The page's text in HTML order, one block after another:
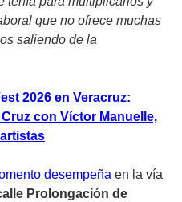
que no ofrece muchas
saliendo de la
2026 en Veracruz:
con Víctor Manuelle,
desempeña en la vía
Prolongación de